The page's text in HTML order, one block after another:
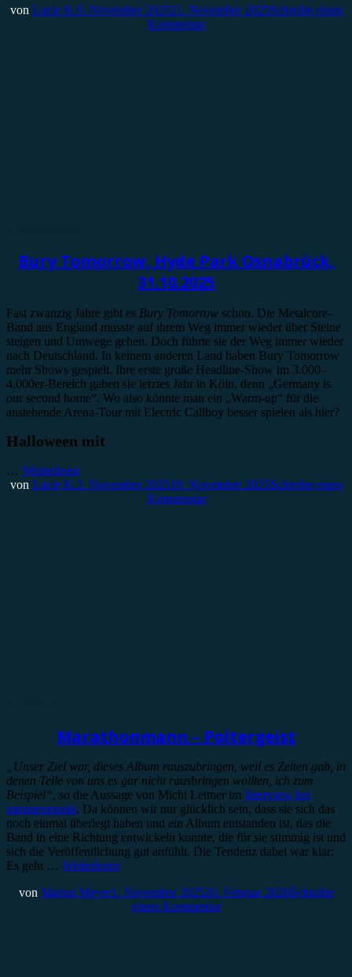
von Lucie K.9. November 202521. November 2025Schreibe einen
Kommentar
Bury Tomorrow, Hyde Park Osnabrück,
31.10.2025
Fast zwanzig Jahre gibt es Bury Tomorrow schon. Die Metalcore-
Band aus England musste auf ihrem Weg immer wieder über Steine
steigen und Umwege gehen. Doch führte sie der Weg immer wieder
nach Deutschland. In keinem anderen Land haben Bury Tomorrow
mehr Shows gespielt. Ihre erste große Headline-Show im 3.000–
4.000er-Bereich gaben sie letztes Jahr in Köln, denn „Germany is
our second home“. Wo also könnte man ein „Warm-up“ für die
anstehende Arena-Tour mit Electric Callboy besser spielen als hier?
Halloween mit
… Weiterlesen
von Lucie K.2. November 202519. November 2025Schreibe einen
Kommentar
Marathonmann – Poltergeist
„Unser Ziel war, dieses Album rauszubringen, weil es Zeiten gab, in
denen Teile von uns es gar nicht rausbringen wollten, ich zum
Beispiel“, so die Aussage von Michi Lettner im Interview bei
minutenmusik. Da können wir nur glücklich sein, dass sie sich das
noch einmal überlegt haben und ein Album entstanden ist, das die
Band in eine Richtung entwickeln konnte, die für sie stimmig ist und
sich die Veröffentlichung gut anfühlt. Die Tendenz dabei war klar:
Es geht … Weiterlesen
von Marius Meyer1. November 202526. Februar 2026Schreibe
einen Kommentar